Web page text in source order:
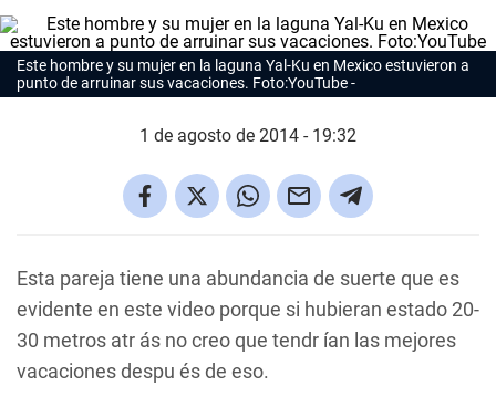
Este hombre y su mujer en la laguna Yal-Ku en Mexico estuvieron a
punto de arruinar sus vacaciones. Foto:YouTube
1 de agosto de 2014 - 19:32
Esta pareja tiene una abundancia de suerte que es
evidente en este video porque si hubieran estado 20-
30 metros atr ás no creo que tendr ían las mejores
vacaciones despu és de eso.